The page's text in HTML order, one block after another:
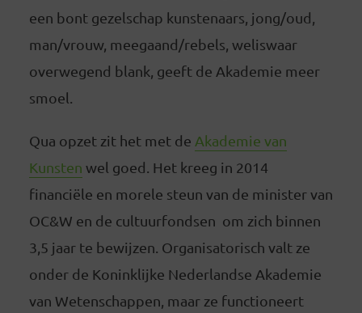
een bont gezelschap kunstenaars, jong/oud,
man/vrouw, meegaand/rebels, weliswaar
overwegend blank, geeft de Akademie meer
smoel.
Qua opzet zit het met de Akademie van
Kunsten wel goed. Het kreeg in 2014
financiële en morele steun van de minister van
OC&W en de cultuurfondsen om zich binnen
3,5 jaar te bewijzen. Organisatorisch valt ze
onder de Koninklijke Nederlandse Akademie
van Wetenschappen, maar ze functioneert